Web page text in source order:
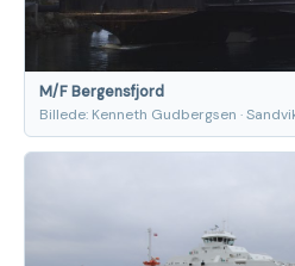
M/F Bergensfjord
Billede: Kenneth Gudbergsen ·